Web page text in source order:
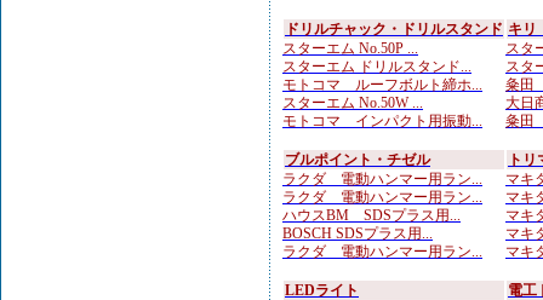
ドリルチャック・ドリルスタンド
スターエム No.50P ...
スターエム ドリルスタンド...
モトコマ ルーフボルト締ホ...
スターエム No.50W ...
モトコマ インパクト用振動...
キリ
スタ
スタ
粂田
大日
粂田
ブルポイント・チゼル
ラクダ 電動ハンマー用ラン...
ラクダ 電動ハンマー用ラン...
ハウスBM SDSプラス用...
BOSCH SDSプラス用...
ラクダ 電動ハンマー用ラン...
ト
マキ
マキ
マキ
マキ
マキ
LEDライト
電工